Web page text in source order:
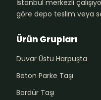
İstanbul merkezli
göre depo teslim veya
Ürün Grupları
Duvar Üstü Harpuşta
Beton Parke Taşı
Bordür Taşı